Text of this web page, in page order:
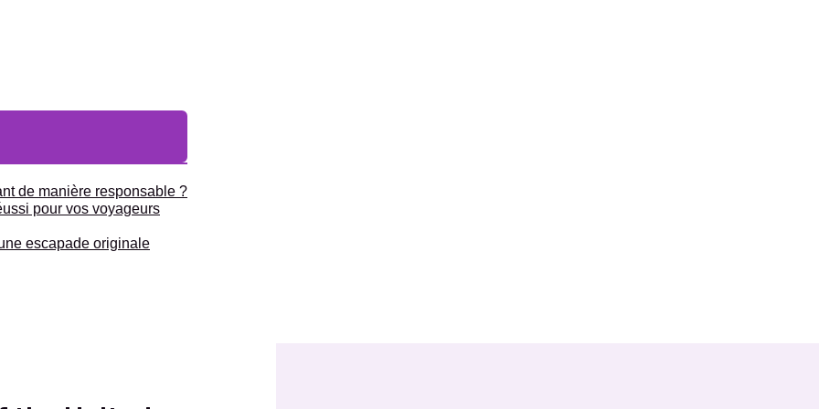
de manière responsable ?
pour vos voyageurs
escapade originale